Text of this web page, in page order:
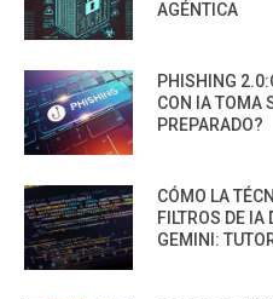
AGÉNTICA
PHISHING
CON IA TOMA
PREPARADO?
CÓMO LA
FILTROS DE IA
GEMINI: